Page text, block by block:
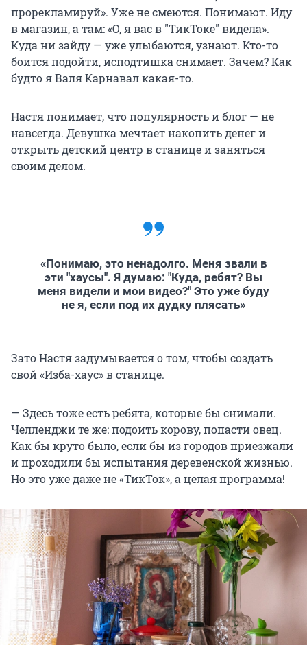
прорекламируй». Уже не смеются. Понимают. Иду
в магазин, а там: «О, я вас в "ТикТоке" видела».
Куда ни зайду — уже улыбаются, узнают. Кто-то
боится подойти, исподтишка снимает. Зачем? Как
будто я Валя Карнавал какая-то.
Настя понимает, что популярность и блог — не
навсегда. Девушка мечтает накопить денег и
открыть детский центр в станице и заняться
своим делом.
«Понимаю, это ненадолго. Меня звали в
эти "хаусы". Я думаю: "Куда, ребят? Вы
меня видели и мои видео?" Это уже буду
не я, если под их дудку плясать»
Зато Настя задумывается о том, чтобы создать
свой «Изба-хаус» в станице.
— Здесь тоже есть ребята, которые бы снимали.
Челленджи те же: подоить корову, попасти овец.
Как бы круто было, если бы из городов приезжали
и проходили бы испытания деревенской жизнью.
Но это уже даже не «ТикТок», а целая программа!